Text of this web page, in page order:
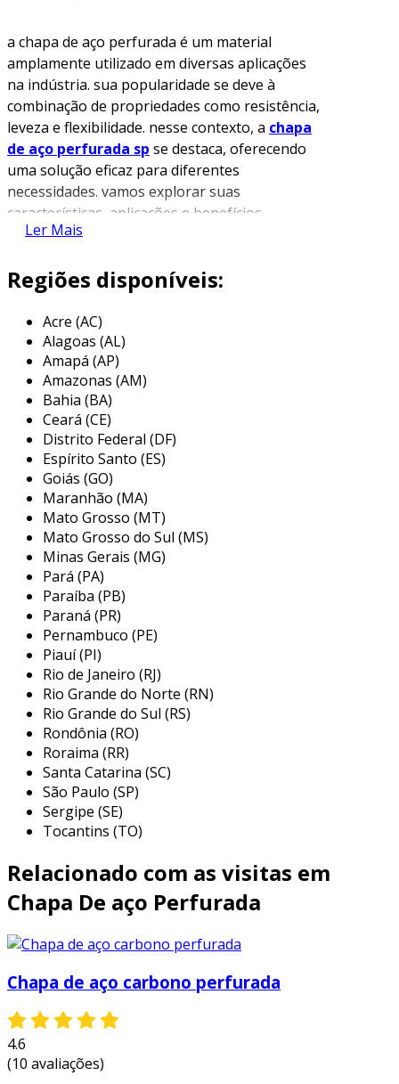
a chapa de aço perfurada é um material
amplamente utilizado em diversas aplicações
na indústria. sua popularidade se deve à
combinação de propriedades como resistência,
leveza e flexibilidade. nesse contexto, a chapa
de aço perfurada sp se destaca, oferecendo
uma solução eficaz para diferentes
necessidades. vamos explorar suas
características, aplicações e benefícios,
proporcionando uma visão clara dessa
características da chapa de aço
perfurada sp
a chapa de aço perfurada sp possui algumas
características que a tornam ideal para diversas
aplicações. primeiramente, seu
é o aço, conhecido por sua durabilidade e
resistência à corrosão. além disso, a chapa é
perfurada com furos em padrões que podem
variar conforme a necessidade do projeto.
principais características:
resistência:o aço proporciona uma alta
resistência à tração e ao impacto.
personalização:
feitos em diferentes tamanhos e padrões,
conforme as especificações do cliente.
leveza:apesar de sua robustez, a chapa
pode ser relativamente leve, facilitando o
transporte e manuseio.
essas características garantem que a chapa
possa ser adaptada a diversas necessidades
industriais e comerciais.
aplicações da chapa de aço
perfurada sp
devido à sua versatilidade, a chapa de aço
perfurada sp é aplicada em várias indústrias. as
revestimentos, fachadas e divisórias.
indústria automotiva:
componentes de veículos, como grelhas e
protetores de motor.
Ler Mais
Regiões disponíveis:
Acre (AC)
Alagoas (AL)
Amapá (AP)
Amazonas (AM)
Bahia (BA)
Ceará (CE)
Distrito Federal (DF)
Espírito Santo (ES)
Goiás (GO)
Maranhão (MA)
Mato Grosso (MT)
Mato Grosso do Sul (MS)
Minas Gerais (MG)
Pará (PA)
Paraíba (PB)
Paraná (PR)
Pernambuco (PE)
Piauí (PI)
Rio de Janeiro (RJ)
Rio Grande do Norte (RN)
Rio Grande do Sul (RS)
Rondônia (RO)
Roraima (RR)
Santa Catarina (SC)
São Paulo (SP)
Sergipe (SE)
Tocantins (TO)
Relacionado com as visitas em
Chapa De aço Perfurada
Chapa de aço carbono perfurada
4.6
(10 avaliações)